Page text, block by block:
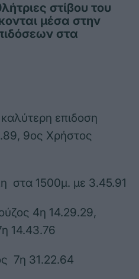
στίβου του
μέσα στην
στα
επιδοση
9ος Χρήστος
στα 1500μ. με 3.45.91
4η 14.29.29,
14.43.76
7η 31.22.64